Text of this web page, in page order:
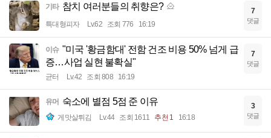
기타 참치 여러분들의 취향은?
특대형피자 Lv.62 조회 776 16:19
7
댓글
이슈 "미국 '황금함대' 전함 건조 비용 50% 넘게 급
증…사업 실현 불확실"
균터 Lv.42 조회 808 16:19
7
댓글
유머 숙소에 별점 5점 준 이유
게맛살튀김 Lv.44 조회 1611 추천 1 16:18
3
댓글